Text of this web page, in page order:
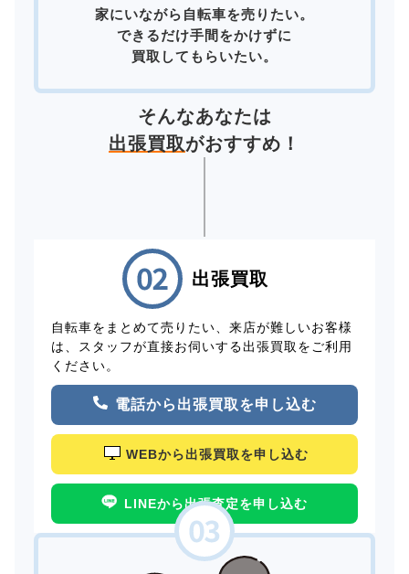
家にいながら自転車を売りたい。
できるだけ手間をかけずに
買取してもらいたい。
そんなあなたは
出張買取がおすすめ！
出張買取
自転車をまとめて売りたい、来店が難しいお客様
は、スタッフが直接お伺いする出張買取をご利用
ください。
電話から出張買取を申し込む
WEBから出張買取を申し込む
LINEから出張査定を申し込む